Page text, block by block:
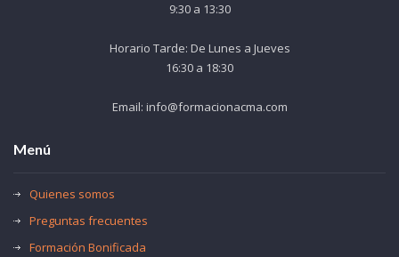
9:30 a 13:30
Horario Tarde: De Lunes a Jueves
16:30 a 18:30
Email: info@formacionacma.com
Menú
Quienes somos
Preguntas frecuentes
Formación Bonificada